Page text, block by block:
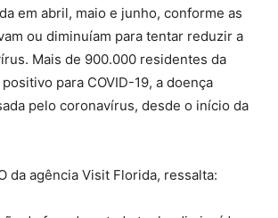
em abril, maio e junho, conforme as
ou diminuíam para tentar reduzir a
Mais de 900.000 residentes da
para COVID-19, a doença
pelo coronavírus, desde o início da
da agência Visit Florida, ressalta: